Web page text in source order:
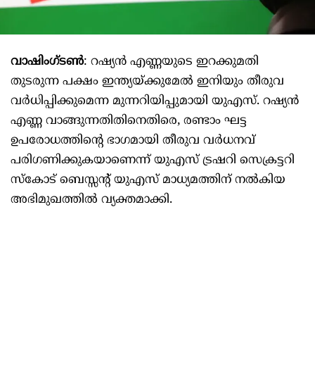
വാഷിംഗ്‌ടൺ: റഷ്യൻ എണ്ണയുടെ ഇറക്കുമതി
തുടരുന്ന പക്ഷം ഇന്ത്യയ്ക്കുമേൽ ഇനിയും തീരുവ
വർധിപ്പിക്കുമെന്ന മുന്നറിയിപ്പുമായി യുഎസ്. റഷ്യൻ
എണ്ണ വാങ്ങുന്നതിതിനെതിരെ, രണ്ടാം ഘട്ട
ഉപരോധത്തിന്റെ ഭാഗമായി തീരുവ വർധനവ്
പരിഗണിക്കുകയാണെന്ന് യുഎസ് ട്രഷറി സെക്രട്ടറി
സ്കോട് ബെസ്സന്റ് യുഎസ് മാധ്യമത്തിന് നൽകിയ
അഭിമുഖത്തിൽ വ്യക്തമാക്കി.